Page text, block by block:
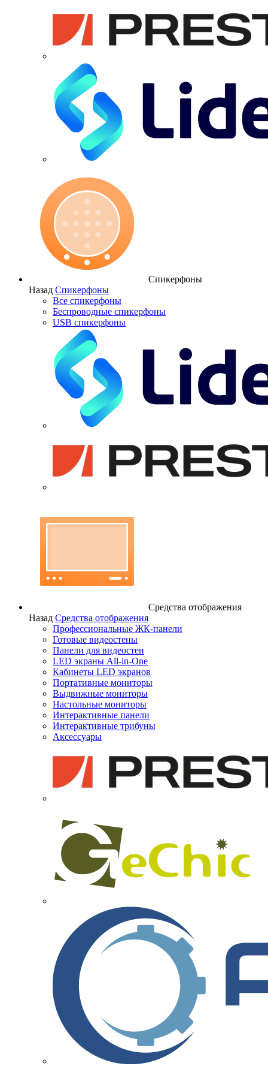
Спикерфоны
Назад Спикерфоны
Все спикерфоны
Беспроводные спикерфоны
USB спикерфоны
Средства отображения
Назад Средства отображения
Профессиональные ЖК-панели
Готовые видеостены
Панели для видеостен
LED экраны All-in-One
Кабинеты LED экранов
Портативные мониторы
Выдвижные мониторы
Настольные мониторы
Интерактивные панели
Интерактивные трибуны
Аксессуары